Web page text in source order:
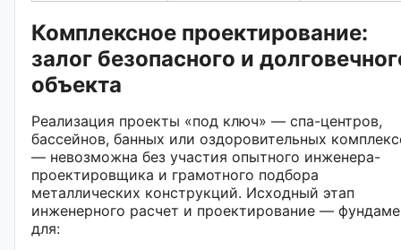
Комплексное проектирование:
залог безопасного и
объекта
Реализация проекты «под ключ» — спа-центров,
бассейнов, банных или оздоровительных
— невозможна без участия опытного инженера-
проектировщика и грамотного подбора
металлических конструкций. Исходный этап
инженерного расчет и проектирование —
для: